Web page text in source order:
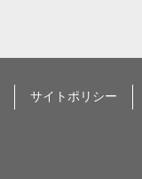
サイトポリシー